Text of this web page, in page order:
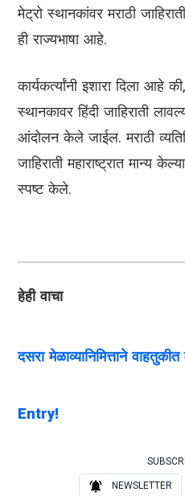
मेट्रो स्थानकांवर मराठी
ही राज्यभाषा आहे.
कार्यकर्त्यांनी इशारा दिला आहे
स्थानकावर हिंदी जाहिराती
आंदोलन केले जाईल. मराठी
जाहिराती महाराष्ट्रात मान्य
स्पष्ट केले.
हेही वाचा
दसरा मेळाव्यानिमित्ताने
Entry!
NEWSLETTER